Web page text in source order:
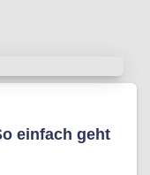
einfach geht